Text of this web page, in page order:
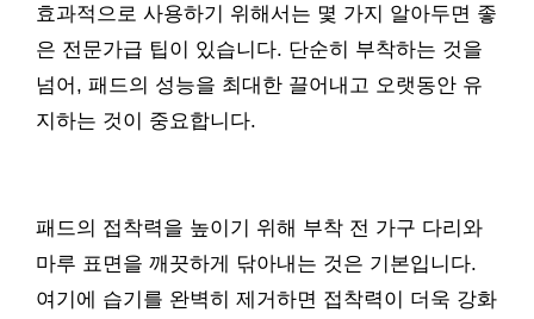
효과적으로 사용하기 위해서는 몇 가지 알아두면 좋
은 전문가급 팁이 있습니다. 단순히 부착하는 것을
넘어, 패드의 성능을 최대한 끌어내고 오랫동안 유
지하는 것이 중요합니다.
패드의 접착력을 높이기 위해 부착 전 가구 다리와
마루 표면을 깨끗하게 닦아내는 것은 기본입니다.
여기에 습기를 완벽히 제거하면 접착력이 더욱 강화